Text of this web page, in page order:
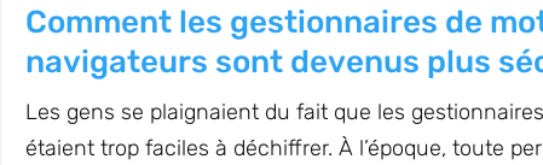
Comment les gestionnaires de
navigateurs sont devenus plus
Les gens se plaignaient du fait que les
étaient trop faciles à déchiffrer. À l’époque, toute